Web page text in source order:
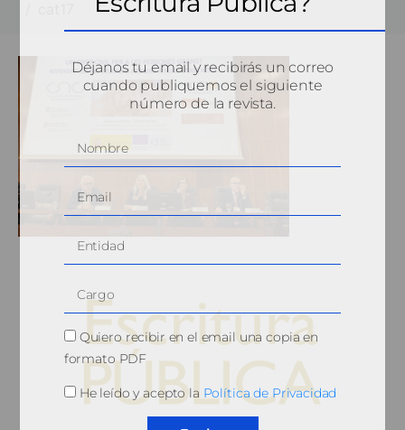
Déjanos tu email y recibirás un correo
cuando publiquemos el siguiente
número de la revista.
Quiero recibir en el email una copia en
formato PDF
He leído y acepto la Política de Privacidad